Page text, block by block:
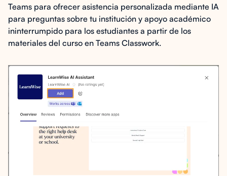
Teams para ofrecer asistencia personalizada mediante IA
para preguntas sobre tu institución y apoyo académico
ininterrumpido para los estudiantes a partir de los
materiales del curso en Teams Classwork.